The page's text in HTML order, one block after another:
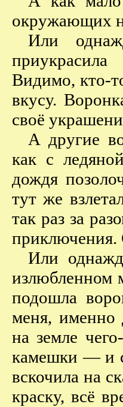
окружающих
Или
Видимо, кто-
вкусу.
своё
А другие
как с
дождя
тут же
так раз за
приключения.
Или
излюбленном
подошла
меня, именно
на земле
камешки — и
вскочила на
краску, всё